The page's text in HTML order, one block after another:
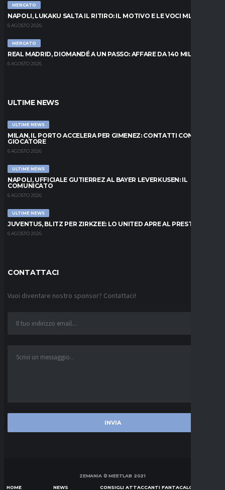
MERCATO
NAPOLI, LUKAKU SALTA IL RITIRO: IL MOTIVO E LE VOCI MLS
6 AGOSTO 2026
MERCATO
REAL MADRID, DIOMANDÉ A UN PASSO: AFFARE DA 140 MILIONI
6 AGOSTO 2026
ULTIME NEWS
ULTIME NEWS
MILAN, IL PORTO ACCELERA PER GIMENEZ: CONTATTI CON IL
GIOCATORE
6 AGOSTO 2026
ULTIME NEWS
NAPOLI, UFFICIALE GUTIERREZ AL BAYER LEVERKUSEN: IL
COMUNICATO
6 AGOSTO 2026
ULTIME NEWS
JUVENTUS, BLITZ PER ZIRKZEE: LO UNITED APRE AL PRESTITO
6 AGOSTO 2026
CONTATTACI
Vuoi diventare nostro sponsor? Contattaci!
ZEMANIA © MEETLAB 2021
HOME NEWS CONSIGLI ATTACCANTI FANTACALCIO SERIE A